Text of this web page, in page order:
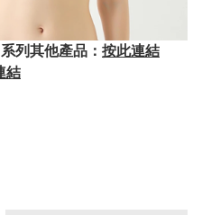
列其他產品： 按此連結
結